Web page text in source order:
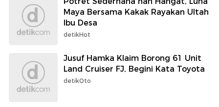
Maya Bersama Kakak Rayakan Ultah
Ibu Desa
detikHot
Jusuf Hamka Klaim Borong 61 Unit
Land Cruiser FJ, Begini Kata Toyota
detikOto